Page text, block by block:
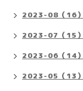
2023-08（16）
2023-07（15）
2023-06（14）
2023-05（13）